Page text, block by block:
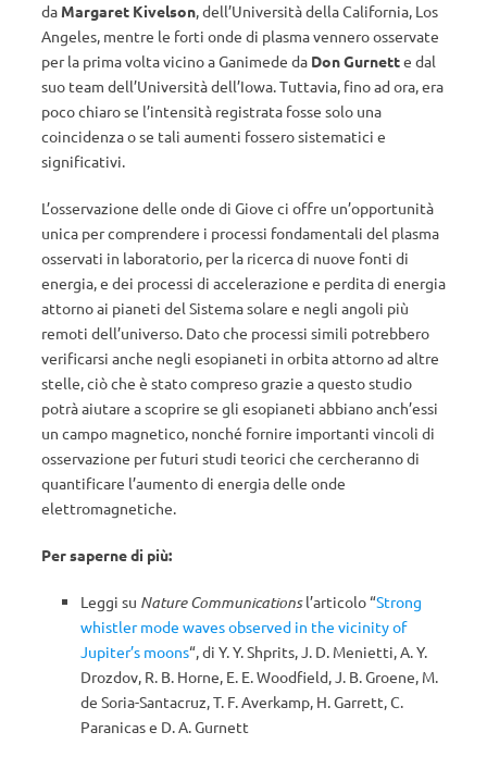
da Margaret Kivelson, dell’Università della California, Los
Angeles, mentre le forti onde di plasma vennero osservate
per la prima volta vicino a Ganimede da Don Gurnette dal
suo team dell’Università dell’Iowa. Tuttavia, fino ad ora, era
poco chiaro se l’intensità registrata fosse solo una
coincidenza o se tali aumenti fossero sistematici e
significativi.
L’osservazione delle onde di Giove ci offre un’opportunità
unica per comprendere i processi fondamentali del plasma
osservati in laboratorio, per la ricerca di nuove fonti di
energia, e dei processi di accelerazione e perdita di energia
attorno ai pianeti del Sistema solare e negli angoli più
remoti dell’universo. Dato che processi simili potrebbero
verificarsi anche negli esopianeti in orbita attorno ad altre
stelle, ciò che è stato compreso grazie a questo studio
potrà aiutare a scoprire se gli esopianeti abbiano anch’essi
un campo magnetico, nonché fornire importanti vincoli di
osservazione per futuri studi teorici che cercheranno di
quantificare l’aumento di energia delle onde
elettromagnetiche.
Per saperne di più:
Leggi su Nature Communicationsl’articolo “Strong
whistler mode waves observed in the vicinity of
Jupiter’s moons“, di Y. Y. Shprits, J. D. Menietti, A. Y.
Drozdov, R. B. Horne, E. E. Woodfield, J. B. Groene, M.
de Soria-Santacruz, T. F. Averkamp, H. Garrett, C.
Paranicas e D. A. Gurnett